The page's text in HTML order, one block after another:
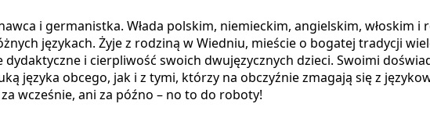
i germanistka. Włada polskim, niemieckim, angielskim, włoskim i
językach. Żyje z rodziną w Wiedniu, mieście o bogatej tradycji
i cierpliwość swoich dwujęzycznych dzieci. Swoimi
języka obcego, jak i z tymi, którzy na obczyźnie zmagają się z
wcześnie, ani za późno – no to do roboty!